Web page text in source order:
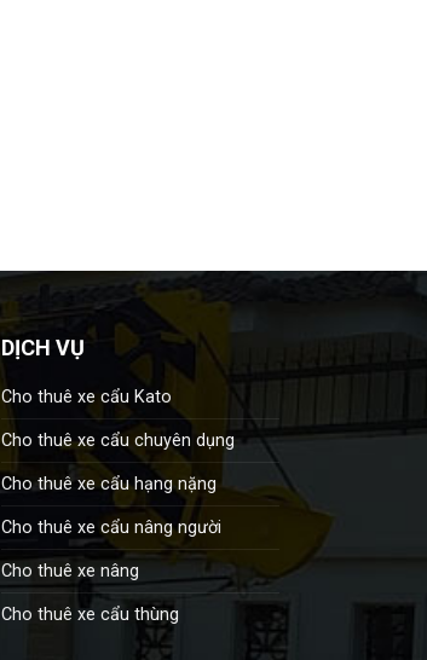
DỊCH VỤ
Cho thuê xe cẩu Kato
Cho thuê xe cẩu chuyên dụng
Cho thuê xe cẩu hạng nặng
Cho thuê xe cẩu nâng người
Cho thuê xe nâng
Cho thuê xe cẩu thùng